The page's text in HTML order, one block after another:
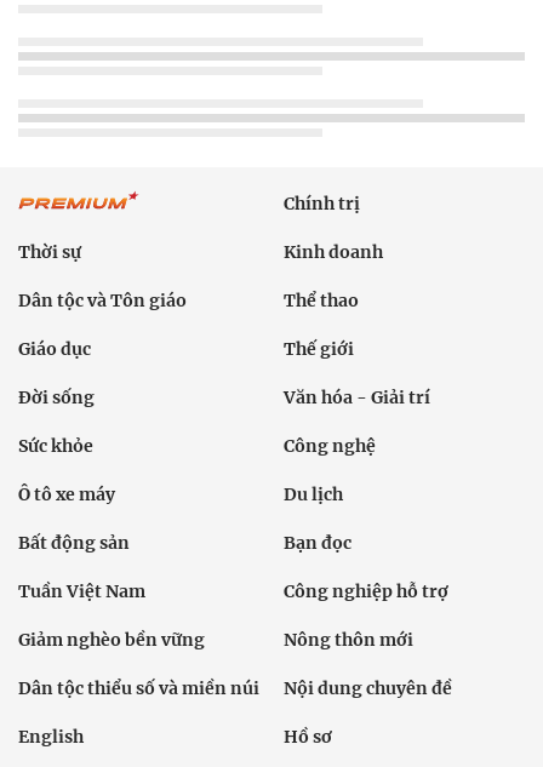
Chính trị
Thời sự Kinh doanh
Dân tộc và Tôn giáo Thể thao
Giáo dục Thế giới
Đời sống Văn hóa - Giải trí
Sức khỏe Công nghệ
Ô tô xe máy Du lịch
Bất động sản Bạn đọc
Tuần Việt Nam Công nghiệp hỗ trợ
Giảm nghèo bền vững Nông thôn mới
Dân tộc thiểu số và miền núi Nội dung chuyên đề
English Hồ sơ